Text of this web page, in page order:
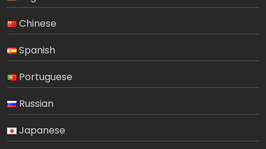
Chinese
Spanish
Portuguese
Russian
Japanese